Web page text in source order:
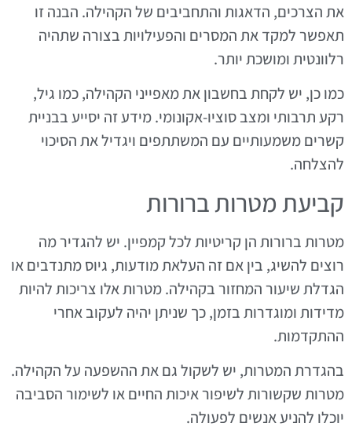
את הצרכים, הדאגות והתחביבים של הקהילה. הבנה זו
תאפשר למקד את המסרים והפעילויות בצורה שתהיה
רלוונטית ומושכת יותר.
כמו כן, יש לקחת בחשבון את מאפייני הקהילה, כמו גיל,
רקע תרבותי ומצב סוציו-אקונומי. מידע זה יסייע בבניית
קשרים משמעותיים עם המשתתפים ויגדיל את הסיכוי
להצלחה.
קביעת מטרות ברורות
מטרות ברורות הן קריטיות לכל קמפיין. יש להגדיר מה
רוצים להשיג, בין אם זה העלאת מודעות, גיוס מתנדבים או
הגדלת שיעור המחזור בקהילה. מטרות אלו צריכות להיות
מדידות ומוגדרות בזמן, כך שניתן יהיה לעקוב אחרי
ההתקדמות.
בהגדרת המטרות, יש לשקול גם את ההשפעה על הקהילה.
מטרות שקשורות לשיפור איכות החיים או לשימור הסביבה
יוכלו להניע אנשים לפעולה.